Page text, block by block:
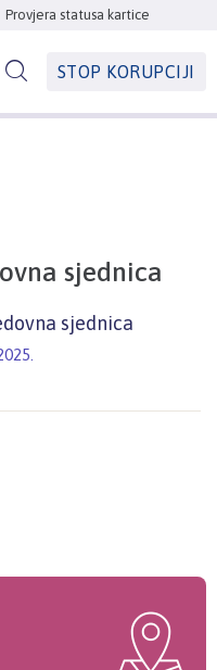
Provjera statusa kartice
STOP KORUPCIJI
sjednica
sjednica